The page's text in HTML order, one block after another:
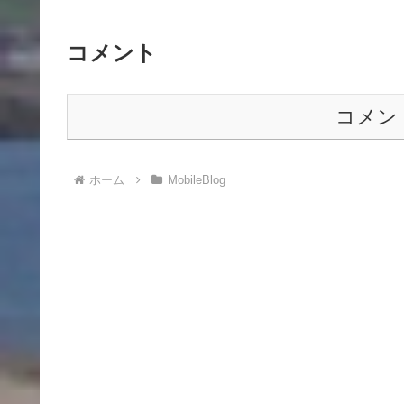
コメント
コメン
ホーム MobileBlog